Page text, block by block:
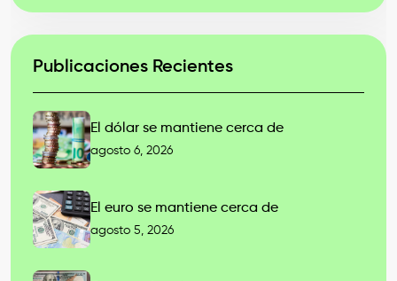
Publicaciones Recientes
El dólar se mantiene cerca de
agosto 6, 2026
El euro se mantiene cerca de
agosto 5, 2026